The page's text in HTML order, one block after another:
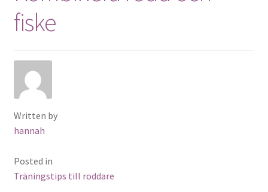
fiske
Written by
hannah
Posted in
Träningstips till roddare